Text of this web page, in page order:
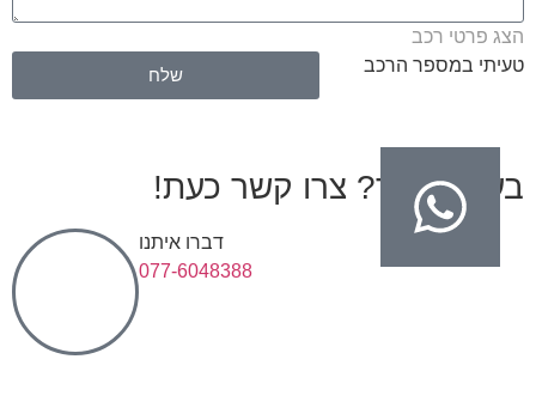
הצג פרטי רכב
טעיתי במספר הרכב
שלח
בעיות בגיר? צרו קשר כעת!
דברו איתנו
077-6048388